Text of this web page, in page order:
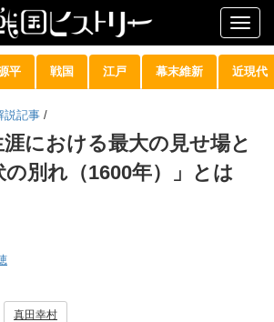
平 戦国 江戸 幕末維新 近現代
説記事 /
における最大の見せ場と
別れ（1600年）」とは
真田幸村